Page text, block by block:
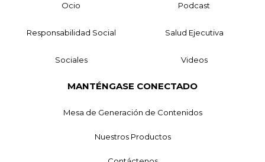
Ocio Podcast
Responsabilidad Social Salud Ejecutiva
Sociales Videos
MANTÉNGASE CONECTADO
Mesa de Generación de Contenidos
Nuestros Productos